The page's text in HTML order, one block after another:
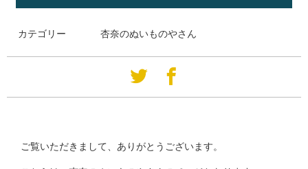
カテゴリー 杏奈のぬいものやさん
ご覧いただきまして、ありがとうございます。